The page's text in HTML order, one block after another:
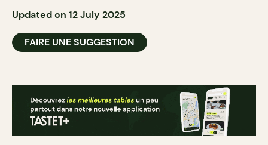
Updated on 12 July 2025
FAIRE UNE SUGGESTION